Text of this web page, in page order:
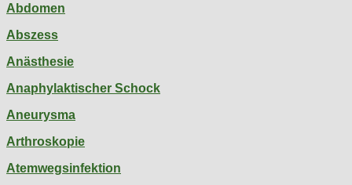
Abdomen
Abszess
Anästhesie
Anaphylaktischer Schock
Aneurysma
Arthroskopie
Atemwegsinfektion